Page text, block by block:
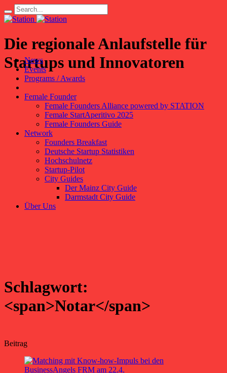
Die regionale Anlaufstelle für
Startups und Innovatoren
News
Events
Programs / Awards
Female Founder
Female Founders Alliance powered by STATION
Female StartAperitivo 2025
Female Founders Guide
Network
Founders Breakfast
Deutsche Startup Statistiken
Hochschulnetz
Startup-Pilot
City Guides
Der Mainz City Guide
Darmstadt City Guide
Über Uns
Schlagwort:
<span>Notar</span>
Beitrag